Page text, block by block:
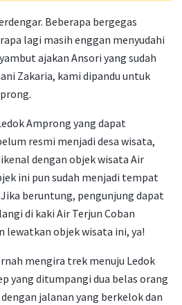
Beberapa bergegas
lagi masih enggan menyudahi
ajakan Ansori yang sudah
Zakaria, kami dipandu untuk
Amprong yang dapat
resmi menjadi desa wisata,
dengan objek wisata Air
ini pun sudah menjadi tempat
beruntung, pengunjung dapat
di kaki Air Terjun Coban
lewatkan objek wisata ini, ya!
mengira trek menuju Ledok
yang ditumpangi dua belas orang
jalanan yang berkelok dan